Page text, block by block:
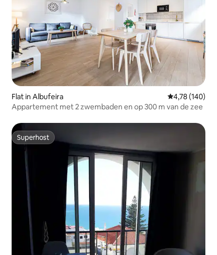
Flat in Albufeira Gemiddelde
4,78 (140)
Appartement met 2 zwembaden en op 300 m van de zee
Superhost
Superhost